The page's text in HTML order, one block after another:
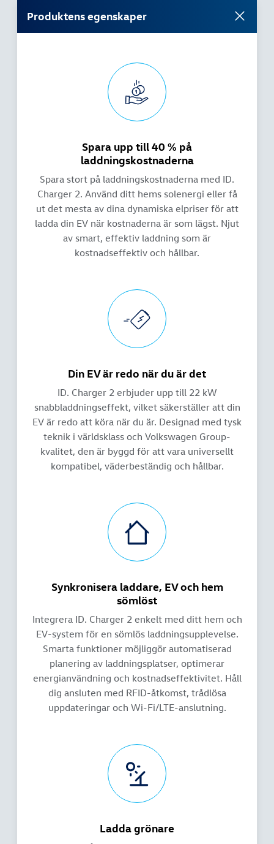
Produktens egenskaper
Spara upp till 40 % på
laddningskostnaderna
Spara stort på laddningskostnaderna med ID.
Charger 2. Använd ditt hems solenergi eller få
ut det mesta av dina dynamiska elpriser för att
ladda din EV när kostnaderna är som lägst. Njut
av smart, effektiv laddning som är
kostnadseffektiv och hållbar.
Din EV är redo när du är det
ID. Charger 2 erbjuder upp till 22 kW
snabbladdningseffekt, vilket säkerställer att din
EV är redo att köra när du är. Designad med tysk
teknik i världsklass och Volkswagen Group-
kvalitet, den är byggd för att vara universellt
kompatibel, väderbeständig och hållbar.
Synkronisera laddare, EV och hem
sömlöst
Integrera ID. Charger 2 enkelt med ditt hem och
EV-system för en sömlös laddningsupplevelse.
Smarta funktioner möjliggör automatiserad
planering av laddningsplatser, optimerar
energianvändning och kostnadseffektivitet. Håll
dig ansluten med RFID-åtkomst, trådlösa
uppdateringar och Wi-Fi/LTE-anslutning.
Ladda grönare